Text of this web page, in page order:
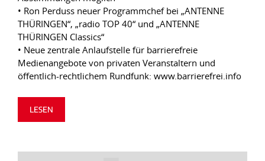
• Ron Perduss neuer Programmchef bei „ANTENNE
THÜRINGEN“, „radio TOP 40“ und „ANTENNE
THÜRINGEN Classics“
• Neue zentrale Anlaufstelle für barrierefreie
Medienangebote von privaten Veranstaltern und
öffentlich-rechtlichem Rundfunk: www.barrierefrei.info
LESEN